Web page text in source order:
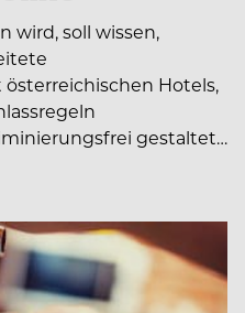
wird, soll wissen,
Hotels,
gestaltet…